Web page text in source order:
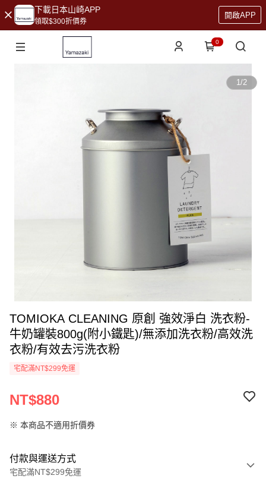
下載日本山崎APP
領取$300折價券
開啟APP
0
1/2
TOMIOKA CLEANING 原創 強效淨白 洗衣粉-
牛奶罐裝800g(附小鐵匙)/無添加洗衣粉/高效洗
衣粉/有效去污洗衣粉
宅配滿NT$299免運
NT$880
※ 本商品不適用折價券
付款與運送方式
宅配滿NT$299免運